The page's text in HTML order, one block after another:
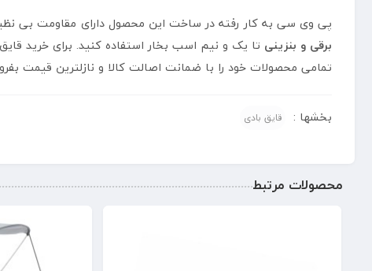
پی وی سی به کار رفته در ساخت این محصول دارای مقاومت بی
برقی و بنزینی تا یک و نیم اسب بخار استفاده کنید. برای خرید قایق
تمامی محصولات خود را با ضمانت اصالت کالا و نازلترین قیمت
بخشها : قایق بادی
محصولات مرتبط